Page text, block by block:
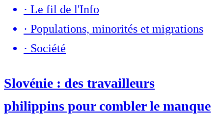
· Le fil de l'Info
· Populations, minorités et migrations
· Société
Slovénie : des travailleurs
philippins pour combler le manque